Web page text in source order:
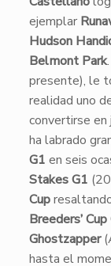
ejemplar
Hudson
Belmont Park
presente), le
realidad uno
convertirse
ha labrado
G1 en seis
Stakes G1
Cup
Breeders’
Ghostzapper
hasta el